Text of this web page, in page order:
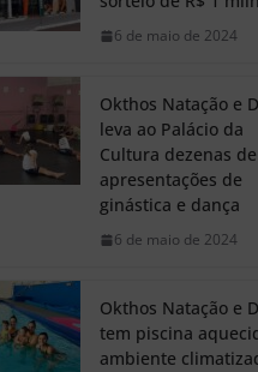
6 de maio de 2024
Okthos Natação e
leva ao Palácio da
Cultura dezenas de
apresentações de
ginástica e dança
6 de maio de 2024
Okthos Natação e
tem piscina
ambiente